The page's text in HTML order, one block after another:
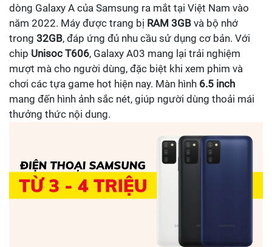
dòng Galaxy A của Samsung ra mắt tại Việt Nam vào
năm 2022. Máy được trang bị RAM 3GB và bộ nhớ
trong 32GB, đáp ứng đủ nhu cầu sử dụng cơ bản. Với
chip Unisoc T606, Galaxy A03 mang lại trải nghiệm
mượt mà cho người dùng, đặc biệt khi xem phim và
chơi các tựa game hot hiện nay. Màn hình 6.5 inch
mang đến hình ảnh sắc nét, giúp người dùng thoải mái
thưởng thức nội dung.